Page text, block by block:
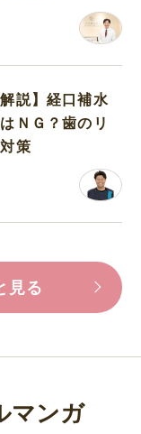
説】経口補水
ＮＧ？歯のリ
策
見る
マンガ